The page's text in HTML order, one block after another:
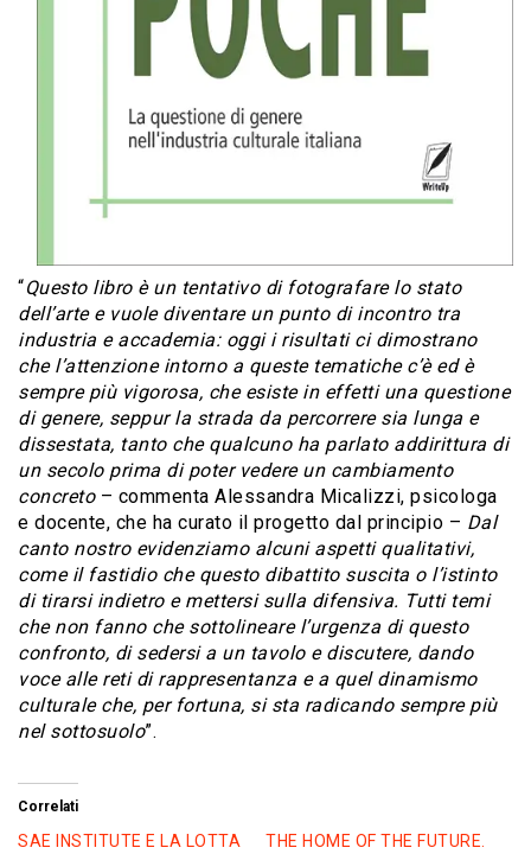
“Questo libro è un tentativo di fotografare lo stato
dell’arte e vuole diventare un punto di incontro tra
industria e accademia: oggi i risultati ci dimostrano
che l’attenzione intorno a queste tematiche c’è ed è
sempre più vigorosa, che esiste in effetti una questione
di genere, seppur la strada da percorrere sia lunga e
dissestata, tanto che qualcuno ha parlato addirittura di
un secolo prima di poter vedere un cambiamento
concreto– commenta Alessandra Micalizzi, psicologa
e docente, che ha curato il progetto dal principio – Dal
canto nostro evidenziamo alcuni aspetti qualitativi,
come il fastidio che questo dibattito suscita o l’istinto
di tirarsi indietro e mettersi sulla difensiva. Tutti temi
che non fanno che sottolineare l’urgenza di questo
confronto, di sedersi a un tavolo e discutere, dando
voce alle reti di rappresentanza e a quel dinamismo
culturale che, per fortuna, si sta radicando sempre più
nel sottosuolo”.
Correlati
SAE INSTITUTE E LA LOTTA
THE HOME OF THE FUTURE.